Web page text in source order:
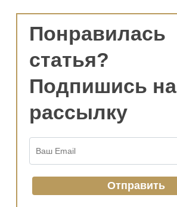
Понравилась
статья?
Подпишись на
рассылку